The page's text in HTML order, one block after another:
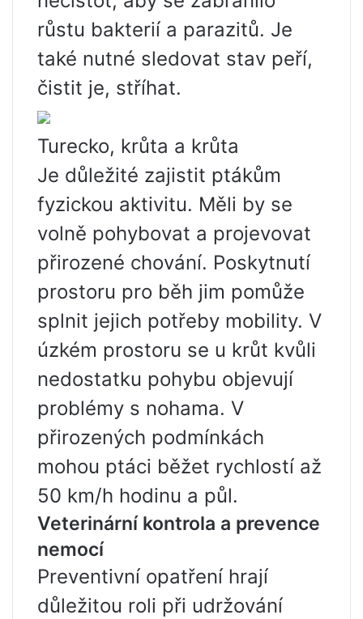
růstu bakterií a parazitů. Je
také nutné sledovat stav peří,
čistit je, stříhat.
Turecko, krůta a krůta
Je důležité zajistit ptákům
fyzickou aktivitu. Měli by se
volně pohybovat a projevovat
přirozené chování. Poskytnutí
prostoru pro běh jim pomůže
splnit jejich potřeby mobility. V
úzkém prostoru se u krůt kvůli
nedostatku pohybu objevují
problémy s nohama. V
přirozených podmínkách
mohou ptáci běžet rychlostí až
50 km/h hodinu a půl.
Veterinární kontrola a prevence
nemocí
Preventivní opatření hrají
důležitou roli při udržování